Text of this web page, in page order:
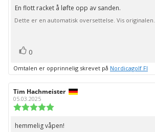
av
5
mulige
Omtaletekst:
En flott racket å løfte opp av sanden.
Dette er en automatisk oversettelse. Vis originalen.
Liker
0
Omtalen er opprinnelig skrevet på Nordicagolf FI
Forfatter:
Tim Hachmeister
05.03.2025
av
Omtaletekst:
hemmelig våpen!